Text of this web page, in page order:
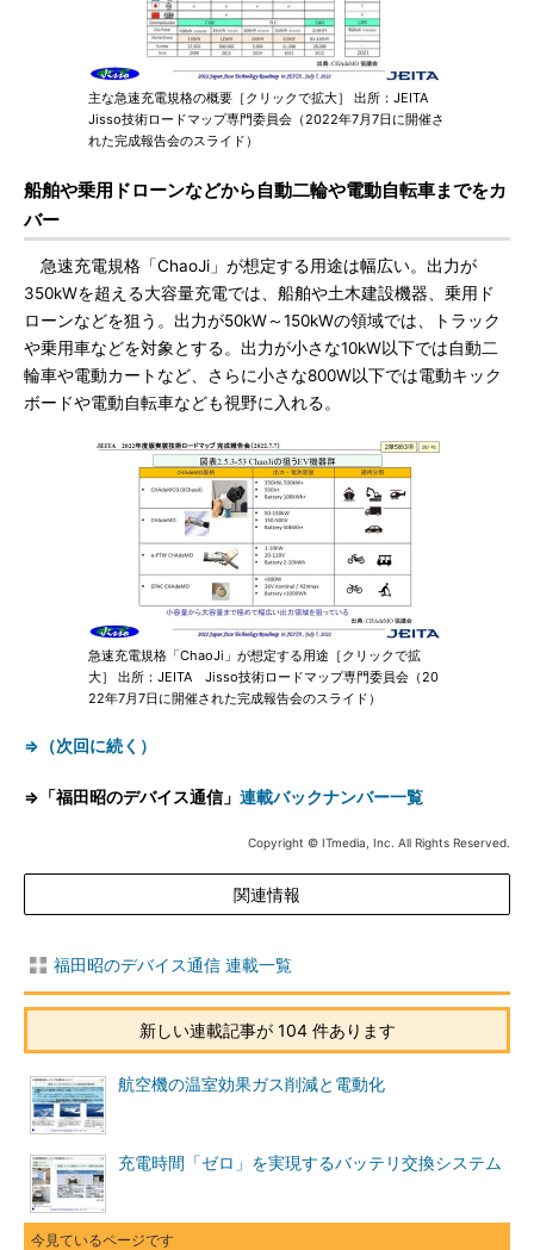
主な急速充電規格の概要［クリックで拡大］ 出所：JEITA
Jisso技術ロードマップ専門委員会（2022年7月7日に開催さ
れた完成報告会のスライド）
船舶や乗用ドローンなどから自動二輪や電動自転車までをカ
バー
急速充電規格「ChaoJi」が想定する用途は幅広い。出力が
350kWを超える大容量充電では、船舶や土木建設機器、乗用ド
ローンなどを狙う。出力が50kW～150kWの領域では、トラック
や乗用車などを対象とする。出力が小さな10kW以下では自動二
輪車や電動カートなど、さらに小さな800W以下では電動キック
ボードや電動自転車なども視野に入れる。
急速充電規格「ChaoJi」が想定する用途［クリックで拡
大］ 出所：JEITA Jisso技術ロードマップ専門委員会（20
22年7月7日に開催された完成報告会のスライド）
⇒（次回に続く）
⇒「福田昭のデバイス通信」 連載バックナンバー一覧
Copyright © ITmedia, Inc. All Rights Reserved.
関連情報
福田昭のデバイス通信 連載一覧
新しい連載記事が 104 件あります
航空機の温室効果ガス削減と電動化
充電時間「ゼロ」を実現するバッテリ交換システム